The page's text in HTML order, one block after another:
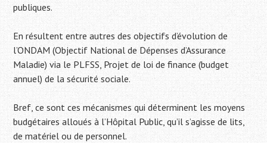
publiques.
En résultent entre autres des objectifs d’évolution de
l’ONDAM (Objectif National de Dépenses d’Assurance
Maladie) via le PLFSS, Projet de loi de finance (budget
annuel) de la sécurité sociale.
Bref, ce sont ces mécanismes qui déterminent les moyens
budgétaires alloués à l’Hôpital Public, qu’il s’agisse de lits,
de matériel ou de personnel.